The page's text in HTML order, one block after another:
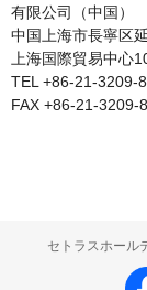
有限公司（中国）
中国上海市長寧区
上海国際貿易中心
TEL +86-21-3209-
FAX +86-21-3209-
セトラスホール